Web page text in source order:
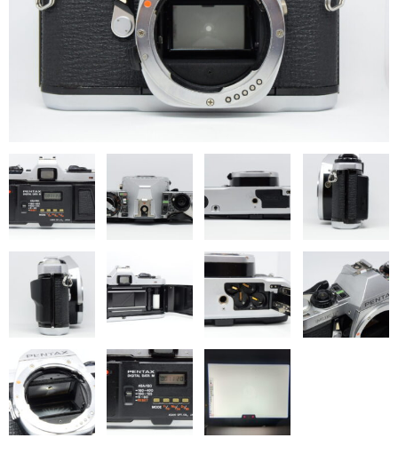
買い取り
返品規定
配送料金
ご利用ガイド
お問い合わせ
ブログ
特定商取引法に基づく表示